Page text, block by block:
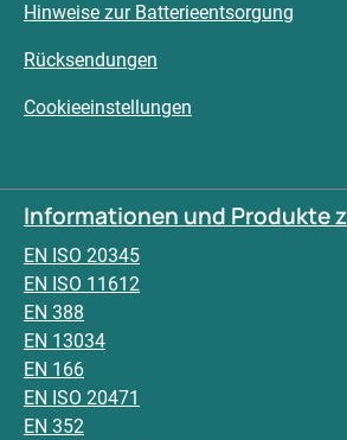
Hinweise zur Batterieentsorgung
Rücksendungen
Cookieeinstellungen
Informationen und Produkte
EN ISO 20345
EN ISO 11612
EN 388
EN 13034
EN 166
EN ISO 20471
EN 352